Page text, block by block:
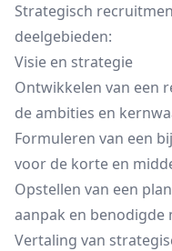
Strategisch
deelgebieden:
Visie en strategie
Ontwikkelen van een
de ambities en
Formuleren van een
voor de korte en
Opstellen van een
aanpak en
Vertaling van